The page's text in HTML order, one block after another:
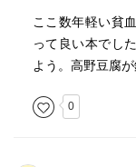
ここ数年軽い貧
って良い本でし
よう。高野豆腐が
0